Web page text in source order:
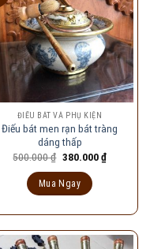
ĐIẾU BÁT VÀ PHỤ KIỆN
Điếu bát men rạn bát tràng
dáng thấp
500.000₫ Giá
500.000 ₫.
380.000₫Giá
hiện
Mua Ngay